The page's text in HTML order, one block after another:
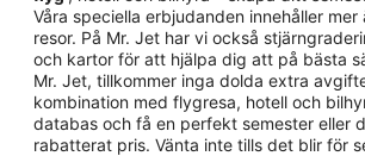
Våra speciella erbjudanden innehåller mer
resor. På Mr. Jet har vi också
och kartor för att hjälpa dig att på bästa
Mr. Jet, tillkommer inga dolda extra
kombination med flygresa, hotell och
databas och få en perfekt semester eller
rabatterat pris. Vänta inte tills det blir för